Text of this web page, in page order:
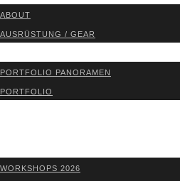
ABOUT
AUS­RÜS­TUNG / GEAR
PORT­FO­LIO PAN­ORA­MEN
PORT­FO­LIO
WORK­SHOPS 2026